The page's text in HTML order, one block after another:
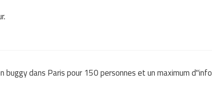
buggy dans Paris pour 150 personnes et un maximum